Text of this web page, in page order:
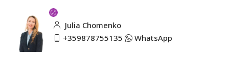
Julia Chomenko
+359878755135
WhatsApp